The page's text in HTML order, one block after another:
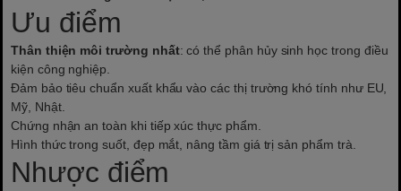
Ưu điểm
Thân thiện môi trường nhất: có thể phân hủy sinh học trong điều
kiện công nghiệp.
Đảm bảo tiêu chuẩn xuất khẩu vào các thị trường khó tính như EU,
Mỹ, Nhật.
Chứng nhận an toàn khi tiếp xúc thực phẩm.
Hình thức trong suốt, đẹp mắt, nâng tầm giá trị sản phẩm trà.
Nhược điểm